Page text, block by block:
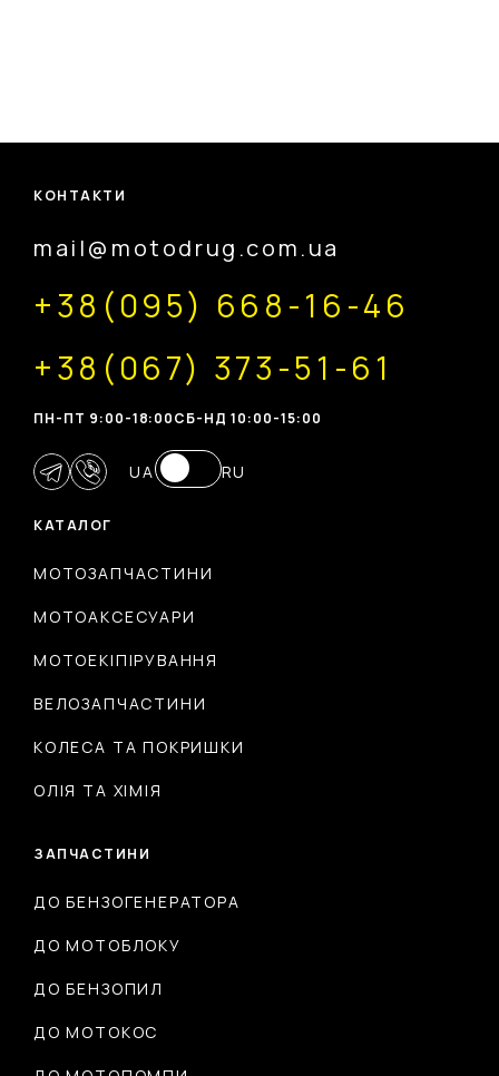
КАТАЛОГ
МОТОЗАПЧАСТИНИ
МОТОАКСЕСУАРИ
МОТОЕКІПІРУВАННЯ
ВЕЛОЗАПЧАСТИНИ
КОЛЕСА ТА ПОКРИШКИ
ОЛІЯ ТА ХІМІЯ
ЗАПЧАСТИНИ
ДО БЕНЗОГЕНЕРАТОРА
ДО МОТОБЛОКУ
ДО БЕНЗОПИЛ
ДО МОТОКОС
КОНТАКТИ
mail@motodrug.com.ua
+38(095) 668-16-46
+38(067) 373-51-61
ПН-ПТ 9:00-18:00CБ-НД 10:00-15:00
UA RU